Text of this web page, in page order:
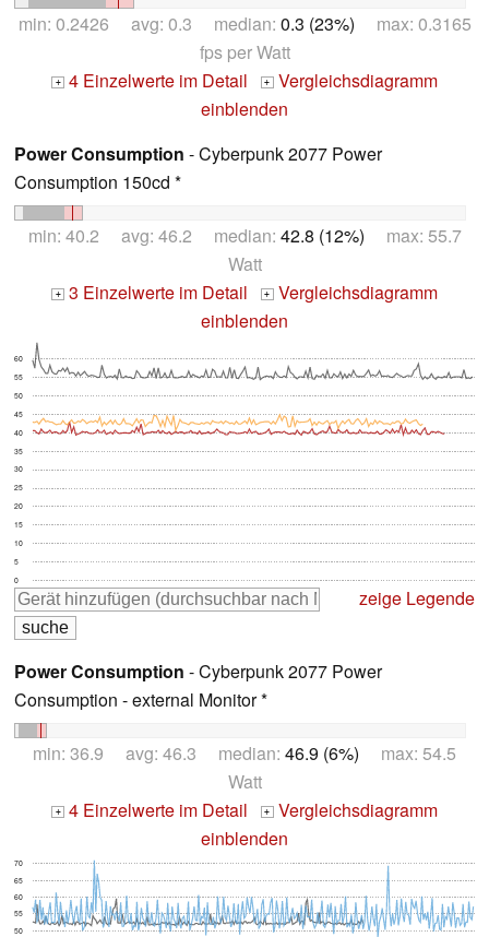
min: 0.2426 avg: 0.3 median: 0.3 (23%) max: 0.3165
fps per Watt
+ 4 Einzelwerte im Detail + Vergleichsdiagramm
einblenden
Power Consumption - Cyberpunk 2077 Power
Consumption 150cd *
min: 40.2 avg: 46.2 median: 42.8 (12%) max: 55.7
Watt
+ 3 Einzelwerte im Detail + Vergleichsdiagramm
einblenden
0
5
10
15
20
25
30
35
40
45
50
55
60
zeige Legende
Power Consumption - Cyberpunk 2077 Power
Consumption - external Monitor *
min: 36.9 avg: 46.3 median: 46.9 (6%) max: 54.5
Watt
+ 4 Einzelwerte im Detail + Vergleichsdiagramm
einblenden
50
55
60
65
70